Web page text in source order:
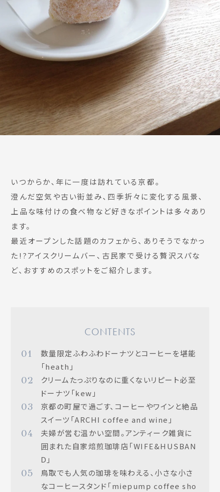
いつからか、年に一度は訪れている京都。
澄んだ空気や古い街並み、四季折々に変化する風景、
上品な味付けの食べ物など好きなポイントは多々あり
ます。
最近オープンした話題のカフェから、ありそうでなかっ
た!?アイスクリームバー、古民家で受ける贅沢スパな
ど、おすすめのスポットをご紹介します。
CONTENTS
01
数量限定ふわふわドーナツとコーヒーを堪能
「heath」
02
クリームたっぷりなのに重くないリピート必至
ドーナツ「kew」
03
京都の町屋で過ごす、コーヒーやワインと絶品
スイーツ「ARCHI coffee and wine」
04
夫婦が営む温かい空間。アンティーク雑貨に
囲まれた自家焙煎珈琲店「WIFE&HUSBAN
D」
05
鳥取でも人気の珈琲を味わえる、小さな小さ
なコーヒースタンド「miepump coffee sho